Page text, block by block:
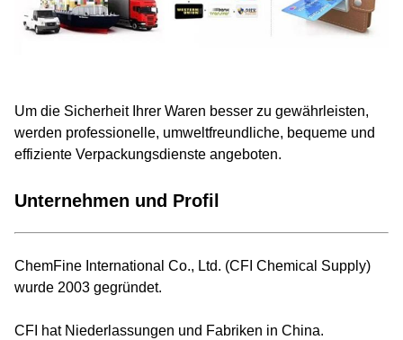
Um die Sicherheit Ihrer Waren besser zu gewährleisten,
werden professionelle, umweltfreundliche, bequeme und
effiziente Verpackungsdienste angeboten.
Unternehmen und Profil
ChemFine International Co., Ltd. (CFI Chemical Supply)
wurde 2003 gegründet.
CFI hat Niederlassungen und Fabriken in China.